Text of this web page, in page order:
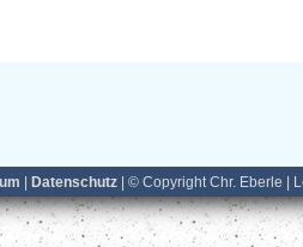
Datenschutz | © Copyright Chr. Eberle |